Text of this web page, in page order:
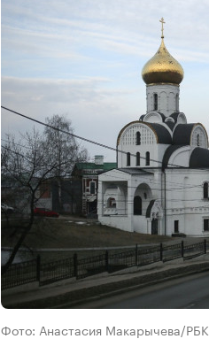
Фото: Анастасия Макарычева/РБК